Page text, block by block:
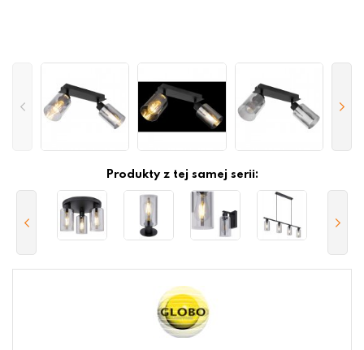
Produkty z tej samej serii: